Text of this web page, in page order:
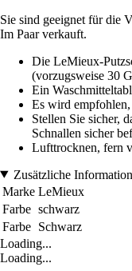
Sie sind geeignet für die
Im Paar verkauft.
Die LeMieux-
(vorzugsweise 30
Ein
Es wird
Stellen Sie sicher,
Schnallen sicher
Lufttrocknen, fern
Zusätzliche
Marke LeMieux
Farbe schwarz
Farbe Schwarz
Loading...
Loading...